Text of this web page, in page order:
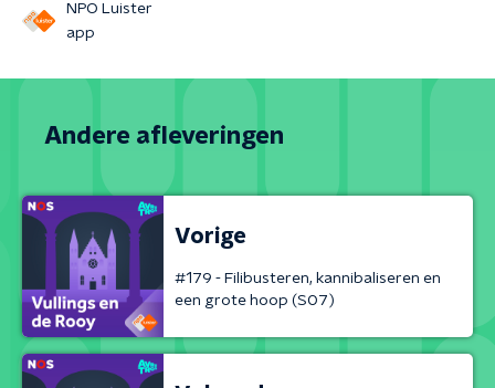
NPO Luister
app
Andere afleveringen
Vorige
#179 - Filibusteren, kannibaliseren en
een grote hoop (S07)